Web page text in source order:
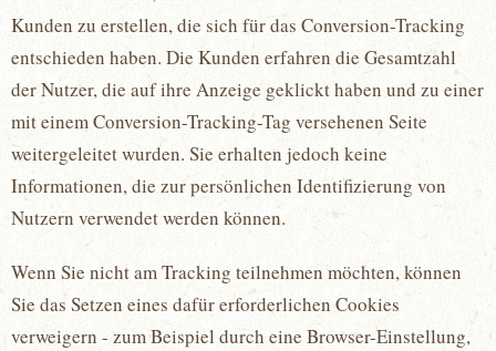
Kunden zu erstellen, die sich für das Conversion-Tracking
entschieden haben. Die Kunden erfahren die Gesamtzahl
der Nutzer, die auf ihre Anzeige geklickt haben und zu einer
mit einem Conversion-Tracking-Tag versehenen Seite
weitergeleitet wurden. Sie erhalten jedoch keine
Informationen, die zur persönlichen Identifizierung von
Nutzern verwendet werden können.
Wenn Sie nicht am Tracking teilnehmen möchten, können
Sie das Setzen eines dafür erforderlichen Cookies
verweigern - zum Beispiel durch eine Browser-Einstellung,